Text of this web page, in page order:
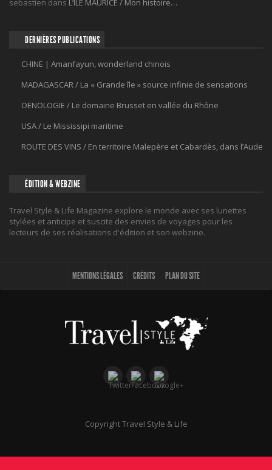
sebastien dans L’ÎLE MAURICE / Mon histoire…
DERNIÈRES PUBLICATIONS
CHINE | Amanfayun, wonderland chinois
MADAGASCAR / La « Grande île » source infinie de sensations
OENOLOGIE / Le domaine Brusset en vallée du Rhône
USA / Le Mississipi maritime
ROUTE DES VINS / En territoire Malepère et Cabardès, dans l’Aude
ÉDITION & WEBZINE
Travel Style & Life Magazine explore le monde avec ses lunettes
stylées et anticipe et suscite des envies de voyages pour les
lecteurs de ses réalisations d'édition et son webzine.
MENTIONS LÉGALES CRÉDITS PLAN DU SITE
Copyright Travel Style & Life